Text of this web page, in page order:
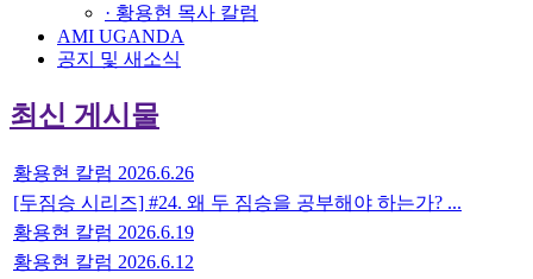
· 황용현 목사 칼럼
AMI UGANDA
공지 및 새소식
최신 게시물
황용현 칼럼 2026.6.26
[두짐승 시리즈] #24. 왜 두 짐승을 공부해야 하는가? ...
황용현 칼럼 2026.6.19
황용현 칼럼 2026.6.12